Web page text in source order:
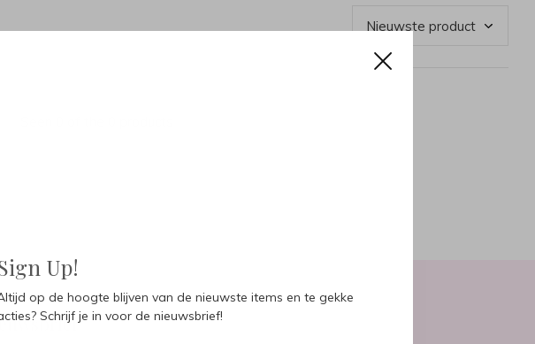
Up!
op de hoogte blijven van de nieuwste items en te gekke
Schrijf je in voor de nieuwsbrief!